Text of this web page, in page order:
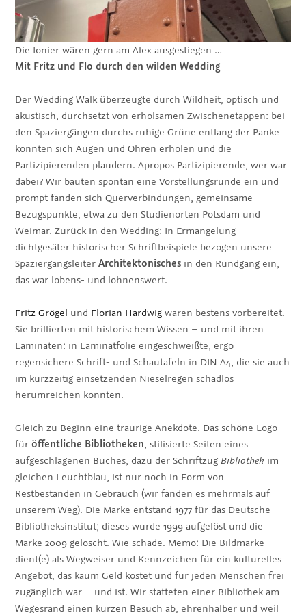
Die Ionier wären gern am Alex ausgestiegen …
Mit Fritz und Flo durch den wilden Wedding
Der Wedding Walk überzeugte durch Wildheit, optisch und
akustisch, durchsetzt von erholsamen Zwischenetappen: bei
den Spaziergängen durchs ruhige Grüne entlang der Panke
konnten sich Augen und Ohren erholen und die
Partizipierenden plaudern. Apropos Partizipierende, wer war
dabei? Wir bauten spontan eine Vorstellungsrunde ein und
prompt fanden sich Querverbindungen, gemeinsame
Bezugspunkte, etwa zu den Studienorten Potsdam und
Weimar. Zurück in den Wedding: In Ermangelung
dichtgesäter historischer Schriftbeispiele bezogen unsere
SpaziergangsleiterArchitektonisches in den Rundgang ein,
das war lobens- und lohnenswert.
Fritz Grögel und Florian Hardwig waren bestens vorbereitet.
Sie brillierten mit historischem Wissen – und mit ihren
Laminaten: in Laminatfolie eingeschweißte, ergo
regensichere Schrift- und Schautafeln in DIN A4, die sie auch
im kurzzeitig einsetzenden Nieselregen schadlos
herumreichen konnten.
Gleich zu Beginn eine traurige Anekdote. Das schöne Logo
füröffentliche Bibliotheken , stilisierte Seiten eines
aufgeschlagenen Buches, dazu der Schriftzug Bibliothek im
gleichen Leuchtblau, ist nur noch in Form von
Restbeständen in Gebrauch (wir fanden es mehrmals auf
unserem Weg). Die Marke entstand 1977 für das Deutsche
Bibliotheksinstitut; dieses wurde 1999 aufgelöst und die
Marke 2009 gelöscht. Wie schade. Memo: Die Bildmarke
dient(e) als Wegweiser und Kennzeichen für ein kulturelles
Angebot, das kaum Geld kostet und für jeden Menschen frei
zugänglich war – und ist. Wir statteten einer Bibliothek am
Wegesrand einen kurzen Besuch ab, ehrenhalber und weil